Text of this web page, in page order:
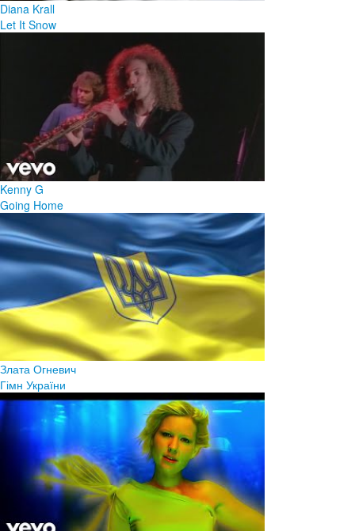
Diana Krall
Let It Snow
Kenny G
Going Home
Злата Огневич
Гімн України